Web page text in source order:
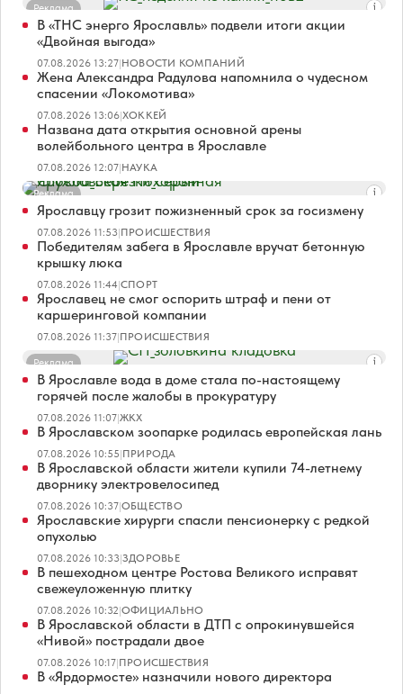
Реклама
В «ТНС энерго Ярославль» подвели итоги акции
«Двойная выгода»
07.08.2026 13:27|НОВОСТИ КОМПАНИЙ
Жена Александра Радулова напомнила о чудесном
спасении «Локомотива»
07.08.2026 13:06|ХОККЕЙ
Названа дата открытия основной арены
волейбольного центра в Ярославле
07.08.2026 12:07|НАУКА
Реклама
Ярославцу грозит пожизненный срок за госизмену
07.08.2026 11:53|ПРОИСШЕСТВИЯ
Победителям забега в Ярославле вручат бетонную
крышку люка
07.08.2026 11:44|СПОРТ
Ярославец не смог оспорить штраф и пени от
каршеринговой компании
07.08.2026 11:37|ПРОИСШЕСТВИЯ
Реклама
В Ярославле вода в доме стала по-настоящему
горячей после жалобы в прокуратуру
07.08.2026 11:07|ЖКХ
В Ярославском зоопарке родилась европейская лань
07.08.2026 10:55|ПРИРОДА
В Ярославской области жители купили 74-летнему
дворнику электровелосипед
07.08.2026 10:37|ОБЩЕСТВО
Ярославские хирурги спасли пенсионерку с редкой
опухолью
07.08.2026 10:33|ЗДОРОВЬЕ
В пешеходном центре Ростова Великого исправят
свежеуложенную плитку
07.08.2026 10:32|ОФИЦИАЛЬНО
В Ярославской области в ДТП с опрокинувшейся
«Нивой» пострадали двое
07.08.2026 10:17|ПРОИСШЕСТВИЯ
В «Ярдормосте» назначили нового директора